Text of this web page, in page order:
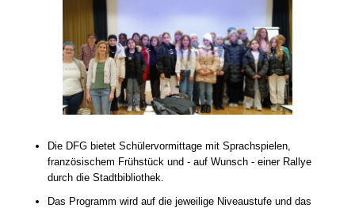
Die DFG bietet Schülervormittage mit Sprachspielen,
französischem Frühstück und - auf Wunsch - einer Rallye
durch die Stadtbibliothek.
Das Programm wird auf die jeweilige Niveaustufe und das